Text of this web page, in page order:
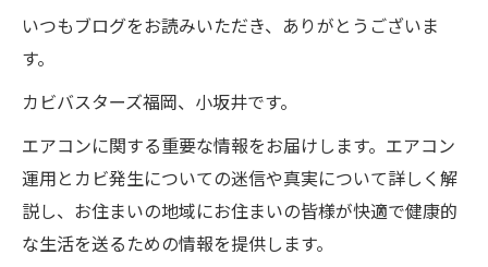
いつもブログをお読みいただき、ありがとうございま
す。
カビバスターズ福岡、小坂井です。
エアコンに関する重要な情報をお届けします。エアコン
運用とカビ発生についての迷信や真実について詳しく解
説し、お住まいの地域にお住まいの皆様が快適で健康的
な生活を送るための情報を提供します。